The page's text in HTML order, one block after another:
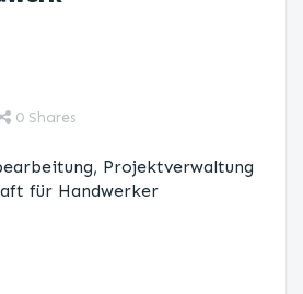
0 Shares
Projektverwaltung
für Handwerker